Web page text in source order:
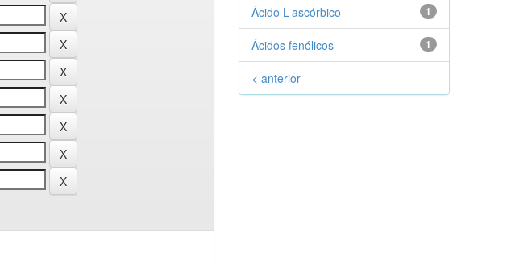
1
Ácido L-ascórbico
1
Ácidos fenólicos
< anterior